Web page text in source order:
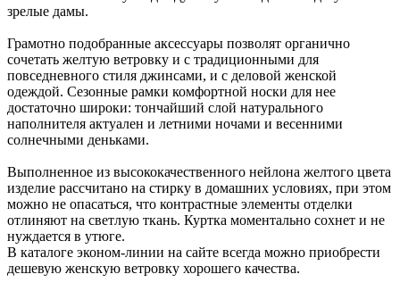
зрелые дамы.
Грамотно подобранные аксессуары позволят органично
сочетать желтую ветровку и с традиционными для
повседневного стиля джинсами, и с деловой женской
одеждой. Сезонные рамки комфортной носки для нее
достаточно широки: тончайший слой натурального
наполнителя актуален и летними ночами и весенними
солнечными деньками.
Выполненное из высококачественного нейлона желтого цвета
изделие рассчитано на стирку в домашних условиях, при этом
можно не опасаться, что контрастные элементы отделки
отлиняют на светлую ткань. Куртка моментально сохнет и не
нуждается в утюге.
В каталоге эконом-линии на сайте всегда можно приобрести
дешевую женскую ветровку хорошего качества.